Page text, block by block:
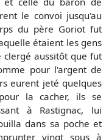
le convoi jusqu'au
du père Goriot fut
étaient les gens
aussitôt que fut
pour l'argent de
eurent jeté quelques
la cacher, ils se
à Rastignac, lui
dans sa poche et
vingt sous à